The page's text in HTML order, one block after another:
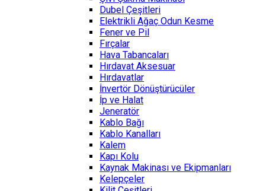
Dubel Çeşitleri
Elektrikli Ağaç Odun Kesme
Fener ve Pil
Fırçalar
Hava Tabancaları
Hırdavat Aksesuar
Hırdavatlar
İnvertör Dönüştürücüler
İp ve Halat
Jeneratör
Kablo Bağı
Kablo Kanalları
Kalem
Kapı Kolu
Kaynak Makinası ve Ekipmanları
Kelepçeler